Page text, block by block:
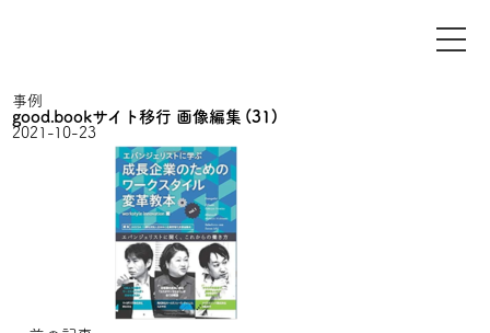
事例
good.bookサイト移行 画像編集 (31)
2021-10-23